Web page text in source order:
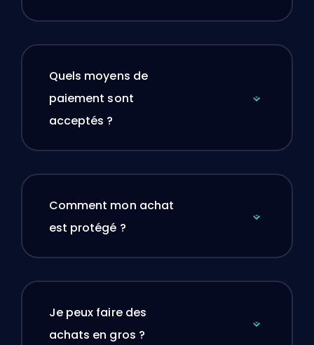
Quels moyens de
paiement sont
acceptés ?
Comment mon achat
est protégé ?
Je peux faire des
achats en gros ?